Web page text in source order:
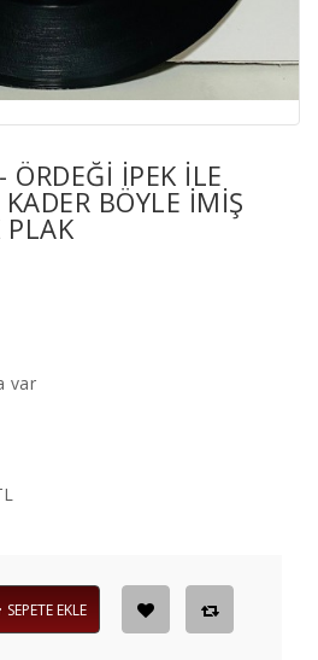
ÖRDEĞI IPEK ILE
BÖYLE IMIŞ
PLAK
var
SEPETE EKLE